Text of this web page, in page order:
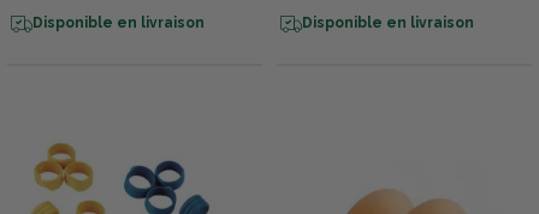
Disponible en livraison Disponible en livraison